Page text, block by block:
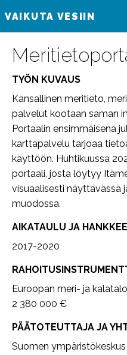
VAIKUTA VESIIN
TYÖN KUVAUS
Kansallinen meritieto,
palvelut kootaan saman
Portaalin ensimmäisenä
karttapalvelu tarjoaa
käyttöön. Huhtikuussa
portaali, josta löytyy
visuaalisesti näyttävässä
muodossa.
AIKATAULU JA
2017-2020
Euroopan meri- ja
2 380 000 €
PÄÄTOTEUTTAJA JA
Suomen ympäristökeskus